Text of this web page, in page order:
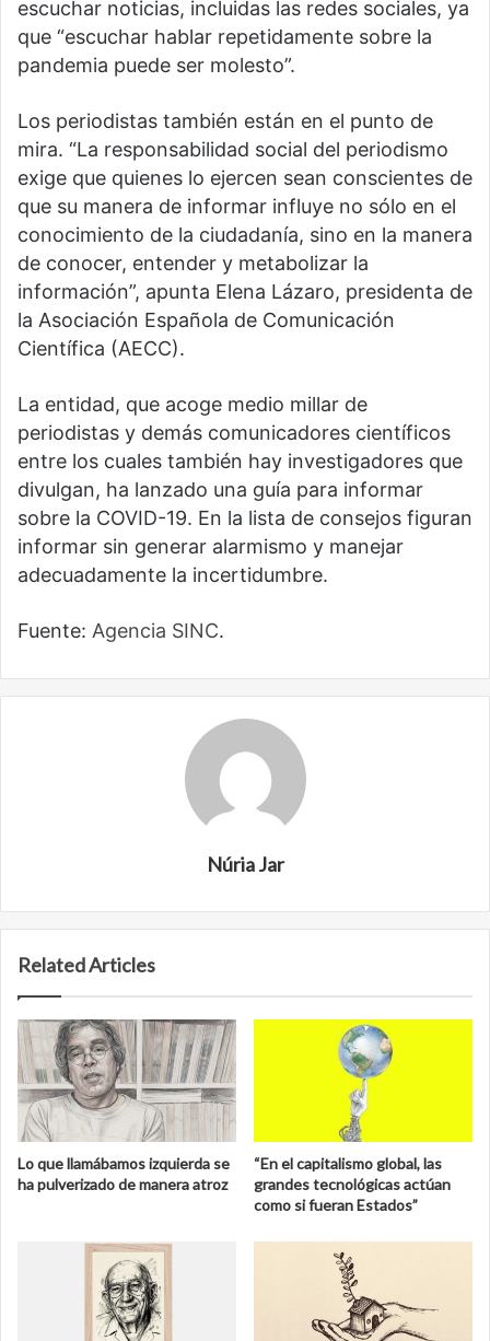
escuchar noticias, incluidas las redes sociales, ya
que “escuchar hablar repetidamente sobre la
pandemia puede ser molesto”.
Los periodistas también están en el punto de
mira. “La responsabilidad social del periodismo
exige que quienes lo ejercen sean conscientes de
que su manera de informar influye no sólo en el
conocimiento de la ciudadanía, sino en la manera
de conocer, entender y metabolizar la
información”, apunta Elena Lázaro, presidenta de
la Asociación Española de Comunicación
Científica (AECC).
La entidad, que acoge medio millar de
periodistas y demás comunicadores científicos
entre los cuales también hay investigadores que
divulgan, ha lanzado una guía para informar
sobre la COVID-19. En la lista de consejos figuran
informar sin generar alarmismo y manejar
adecuadamente la incertidumbre.
Fuente: Agencia SINC.
Núria Jar
Related Articles
Lo que llamábamos izquierda se
ha pulverizado de manera atroz
“En el capitalismo global, las
grandes tecnológicas actúan
como si fueran Estados”